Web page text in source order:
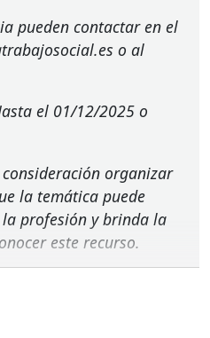
pueden contactar en el
o al
el 01/12/2025 o
organizar
la temática puede
profesión y brinda la
este recurso.